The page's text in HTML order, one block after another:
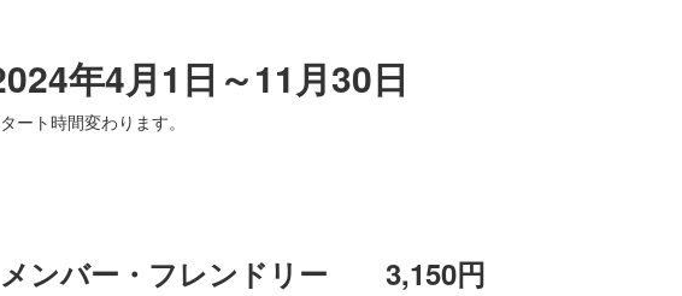
4月1日～11月30日
ート時間変わります。
バー・フレンドリー 3,150円